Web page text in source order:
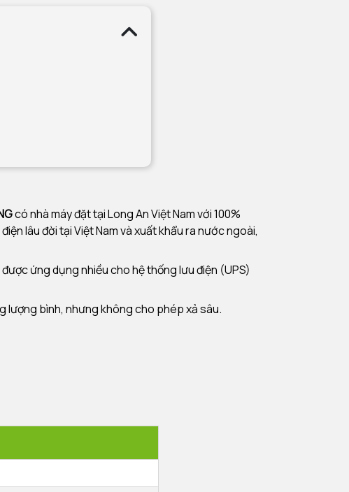
có nhà máy đặt tại Long An Việt Nam với 100%
lâu đời tại Việt Nam và xuất khẩu ra nước ngoài,
ứng dụng nhiều cho hệ thống lưu điện (UPS)
lượng bình, nhưng không cho phép xả sâu.
thuật